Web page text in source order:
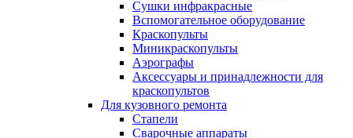
Сушки инфракрасные
Вспомогательное оборудование
Краскопульты
Миникраскопульты
Аэрографы
Аксессуары и принадлежности для
краскопультов
Для кузовного ремонта
Стапели
Сварочные аппараты